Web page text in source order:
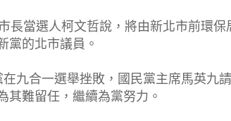
長當選人柯文哲說，將由新北市前環
黨的北市議員。
九合一選舉挫敗，國民黨主席馬英九
其難留任，繼續為黨努力。